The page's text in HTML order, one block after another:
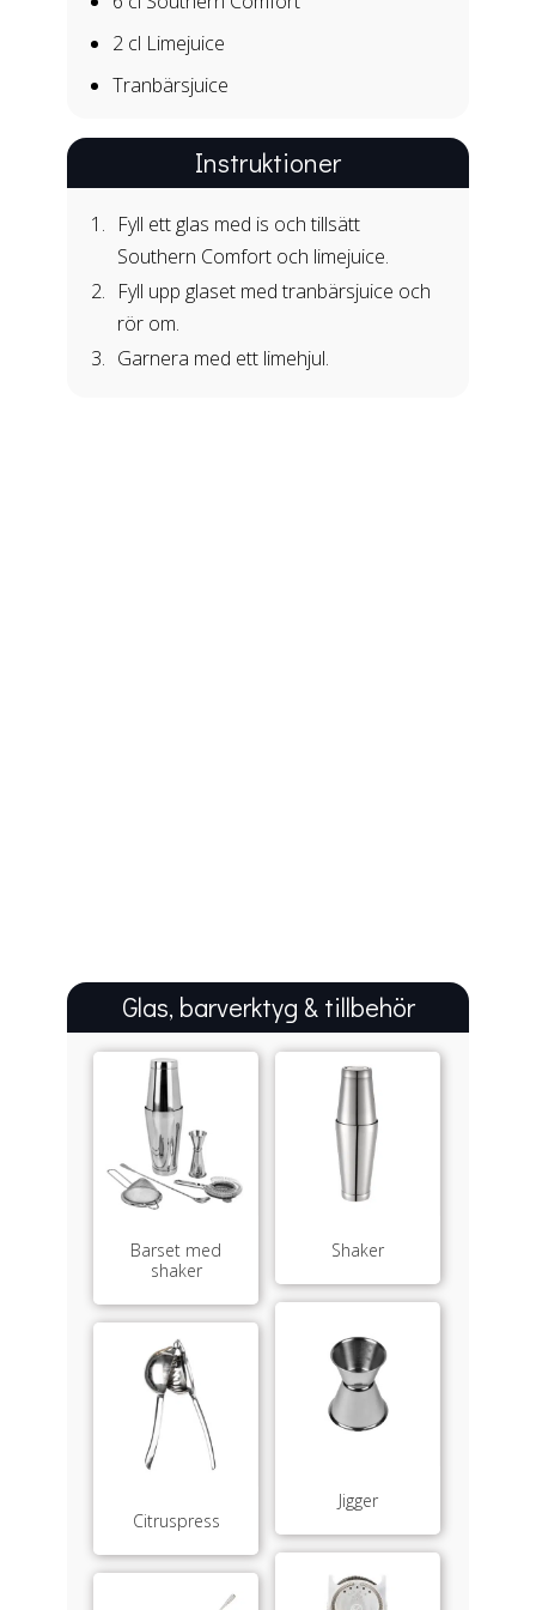
2 cl Limejuice
Tranbärsjuice
Instruktioner
Fyll ett glas med is och tillsätt
Southern Comfort och limejuice.
Fyll upp glaset med tranbärsjuice och
rör om.
Garnera med ett limehjul.
Glas, barverktyg & tillbehör
Barset med
shaker
Shaker
Jigger
Citruspress